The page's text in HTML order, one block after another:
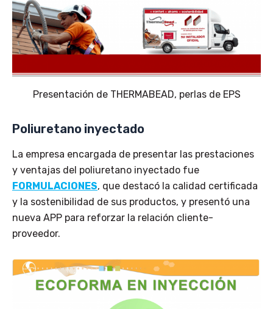
Presentación de THERMABEAD, perlas de EPS
Poliuretano inyectado
La empresa encargada de presentar las prestaciones
y ventajas del poliuretano inyectado fue
FORMULACIONES, que destacó la calidad certificada
y la sostenibilidad de sus productos, y presentó una
nueva APP para reforzar la relación cliente-
proveedor.